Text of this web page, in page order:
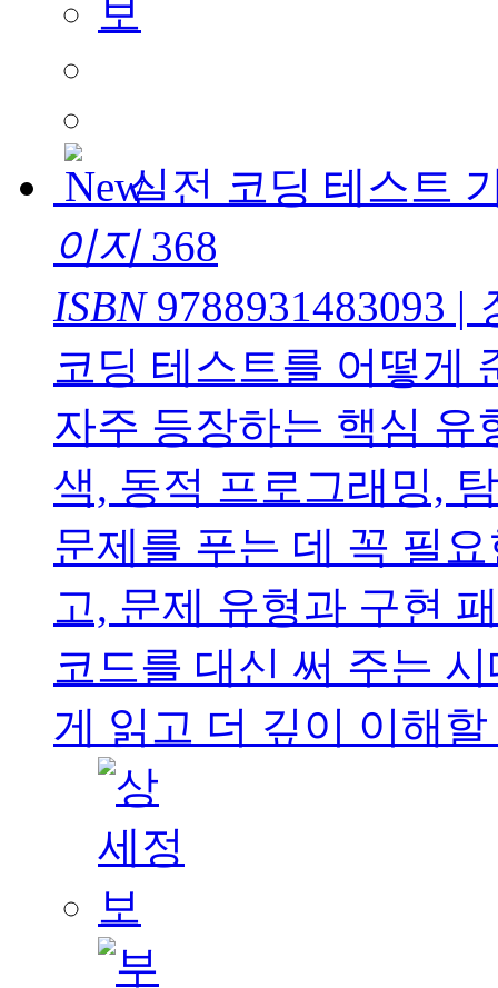
실전 코딩 테스트
이지368
ISBN9788931483093 |
코딩 테스트를 어떻게
자주 등장하는 핵심 유
색, 동적 프로그래밍,
문제를 푸는 데 꼭 필
고, 문제 유형과 구현
코드를 대신 써 주는
게 읽고 더 깊이 이해